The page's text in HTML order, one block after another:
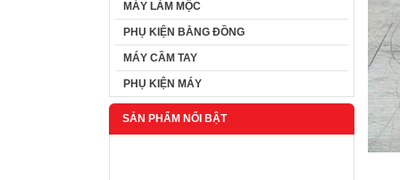
MÁY LÀM MỘC
PHỤ KIỆN BẰNG ĐỒNG
MÁY CẦM TAY
PHỤ KIỆN MÁY
SẢN PHẨM NỔI BẬT